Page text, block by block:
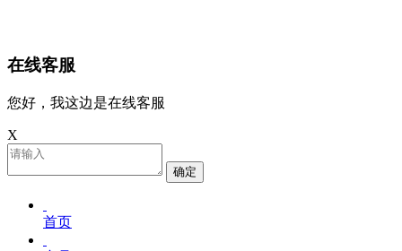
在线客服
您好，我这边是在线客服
X
确定
首页